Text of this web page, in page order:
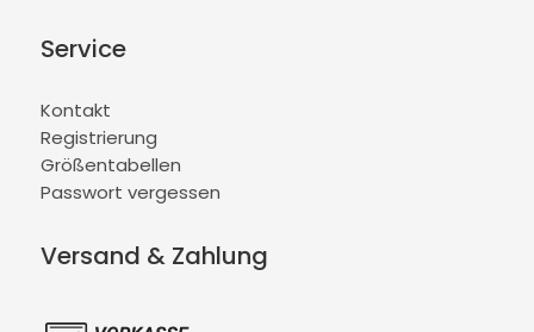
Service
Kontakt
Registrierung
Größentabellen
Passwort vergessen
Versand & Zahlung